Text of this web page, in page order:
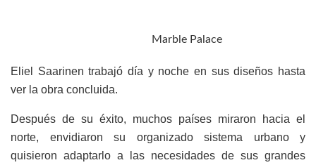
Marble Palace
Eliel Saarinen trabajó día y noche en sus diseños hasta
ver la obra concluida.
Después de su éxito, muchos países miraron hacia el
norte, envidiaron su organizado sistema urbano y
quisieron adaptarlo a las necesidades de sus grandes